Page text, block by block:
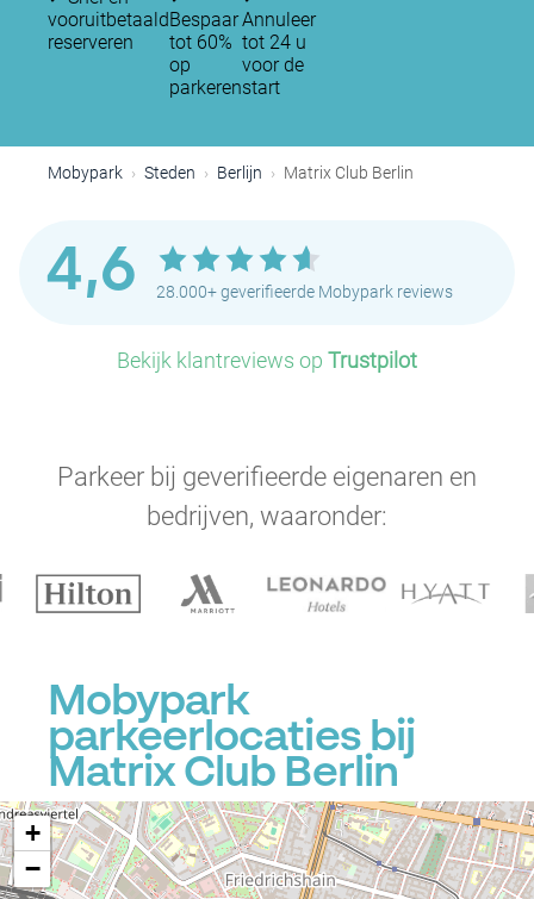
vooruitbetaald
reserveren
Bespaar
tot 60%
op
parkeren
Annuleer
tot 24 u
voor de
start
Mobypark Steden Berlijn Matrix Club Berlin
4,6 28.000+ geverifieerde Mobypark reviews
Bekijk klantreviews op Trustpilot
Parkeer bij geverifieerde eigenaren en
bedrijven, waaronder:
Mobypark
parkeerlocaties bij
Matrix Club Berlin
+
−